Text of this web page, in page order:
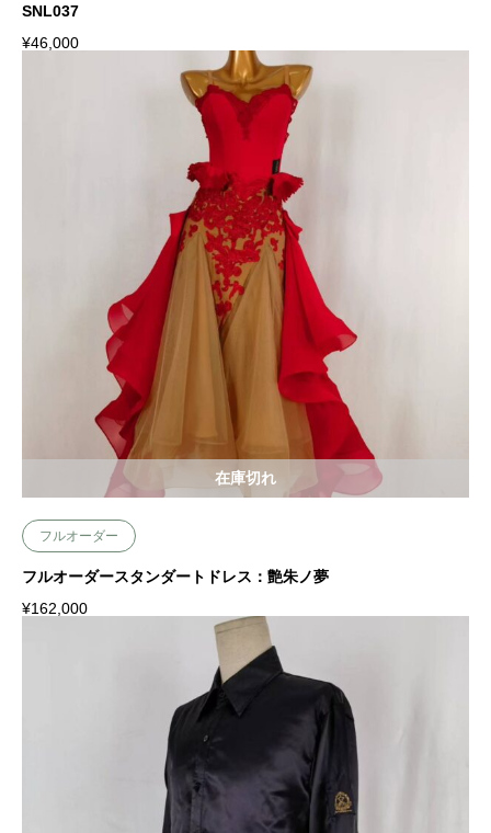
SNL037
¥46,000
フルオーダー
フルオーダースタンダートドレス：艶朱ノ夢
¥162,000
在庫切れ